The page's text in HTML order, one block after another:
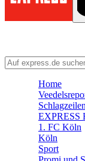
Home
Schlagzeilen
EXPRESS
1. FC Köln
Köln
Sport